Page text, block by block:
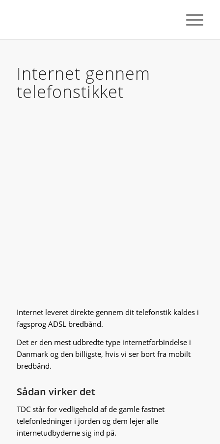
Internet gennem
telefonstikket
Internet leveret direkte gennem dit telefonstik kaldes i
fagsprog ADSL bredbånd.
Det er den mest udbredte type internetforbindelse i
Danmark og den billigste, hvis vi ser bort fra mobilt
bredbånd.
Sådan virker det
TDC står for vedligehold af de gamle fastnet
telefonledninger i jorden og dem lejer alle
internetudbyderne sig ind på.